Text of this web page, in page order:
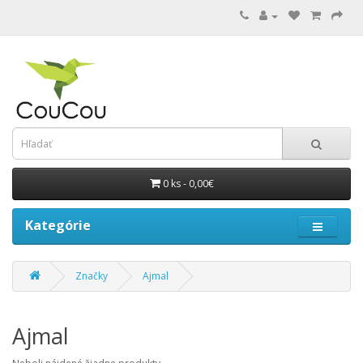
0 ks - 0,00€
Kategórie
Značky Ajmal
Ajmal